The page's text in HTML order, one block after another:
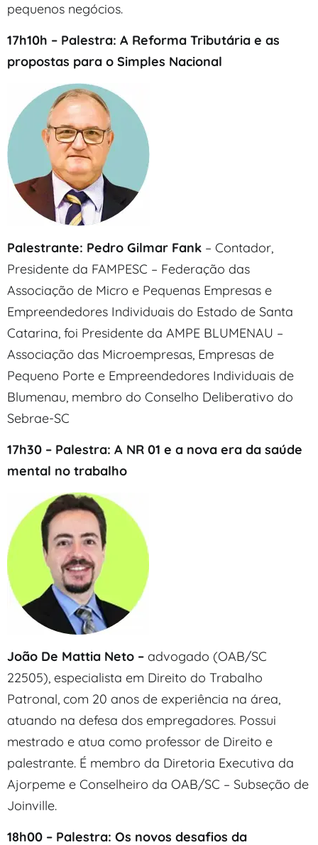
pequenos negócios.
17h10h – Palestra: A Reforma Tributária e as
propostas para o Simples Nacional
Palestrante: Pedro Gilmar Fank – Contador,
Presidente da FAMPESC – Federação das
Associação de Micro e Pequenas Empresas e
Empreendedores Individuais do Estado de Santa
Catarina, foi Presidente da AMPE BLUMENAU –
Associação das Microempresas, Empresas de
Pequeno Porte e Empreendedores Individuais de
Blumenau, membro do Conselho Deliberativo do
Sebrae-SC
17h30 – Palestra: A NR 01 e a nova era da saúde
mental no trabalho
João De Mattia Neto – advogado (OAB/SC
22505), especialista em Direito do Trabalho
Patronal, com 20 anos de experiência na área,
atuando na defesa dos empregadores. Possui
mestrado e atua como professor de Direito e
palestrante. É membro da Diretoria Executiva da
Ajorpeme e Conselheiro da OAB/SC – Subseção de
Joinville.
18h00 – Palestra: Os novos desafios da